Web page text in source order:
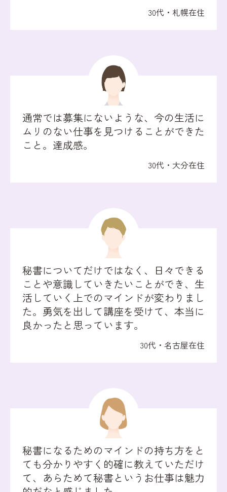
30代・札幌在住
通常では募集にないような、今の生活に
ムリのない仕事を見つけることができた
こと。達成感。
30代・大分在住
秘書についてだけではなく、日々できる
ことや意識していきたいことができ、生
活していく上でのマインドが変わりまし
た。勇気を出して講座を受けて、本当に
良かったと思っています。
30代・名古屋在住
秘書になるためのマインドの持ち方をと
ても分かりやすく的確に教えていただけ
て、あらためて秘書というお仕事は魅力